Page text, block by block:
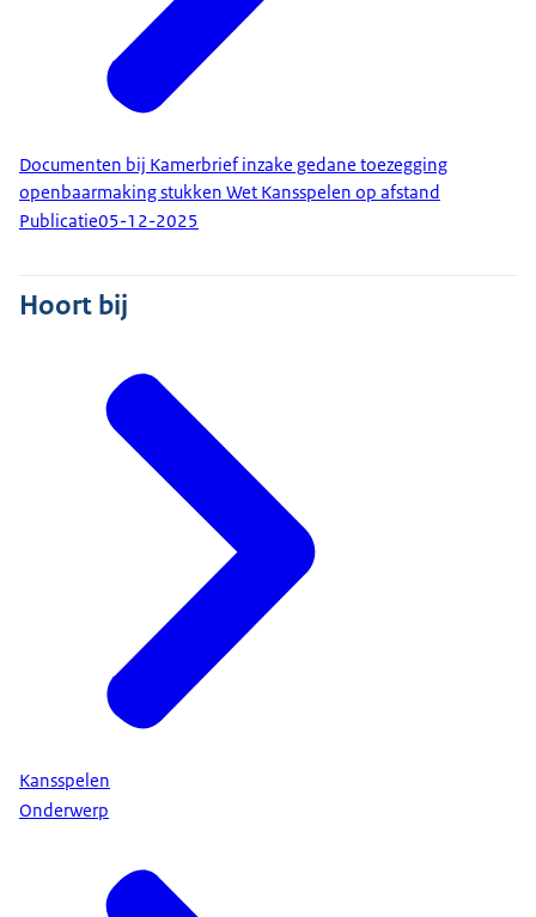
Documenten bij Kamerbrief inzake gedane toezegging
openbaarmaking stukken Wet Kansspelen op afstand
Publicatie05-12-2025
Hoort bij
Kansspelen
Onderwerp